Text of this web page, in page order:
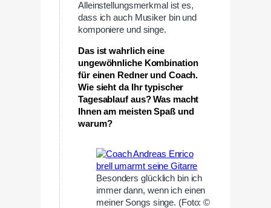
Alleinstellungsmerkmal ist es,
dass ich auch Musiker bin und
komponiere und singe.
Das ist wahrlich eine
ungewöhnliche Kombination
für einen Redner und Coach.
Wie sieht da Ihr typischer
Tagesablauf aus? Was macht
Ihnen am meisten Spaß und
warum?
Besonders glücklich bin ich
immer dann, wenn ich einen
meiner Songs singe. (Foto: ©